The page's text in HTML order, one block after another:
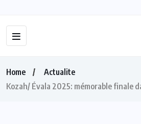
Home
Actualite
Kozah/ Évala 2025: mémorable finale